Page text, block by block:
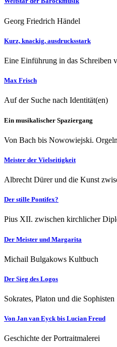
Georg Friedrich Händel
Kurz, knackig, ausdrucksstark
Eine Einführung in das Schreiben
Max Frisch
Auf der Suche nach Identität(en)
Ein musikalischer Spaziergang
Von Bach bis Nowowiejski.
Meister der Vielseitigkeit
Albrecht Dürer und die Kunst
Der stille Pontifex?
Pius XII. zwischen kirchlicher
Der Meister und Margarita
Michail Bulgakows Kultbuch
Der Sieg des Logos
Sokrates, Platon und die Sophisten
Von Jan van Eyck bis Lucian Freud
Geschichte der Portraitmalerei